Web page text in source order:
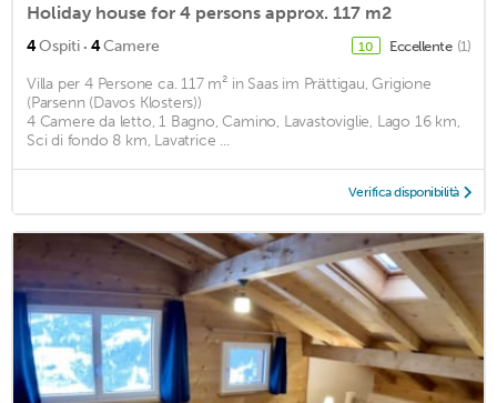
Holiday house for 4 persons approx. 117 m2
4Ospiti · 4Camere 10 Eccellente (1)
Villa per 4 Persone ca. 117 m² in Saas im Prättigau, Grigione
(Parsenn (Davos Klosters))
4 Camere da letto, 1 Bagno, Camino, Lavastoviglie, Lago 16 km,
Sci di fondo 8 km, Lavatrice ...
Verifica disponibilità